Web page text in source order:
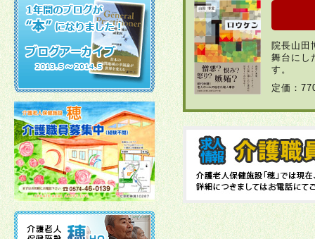
2026年04月22日
2026年03月30日
2026年03月23日
2026年02月10日
2026年01月06日
院長山田
舞台にし
す。
定価：